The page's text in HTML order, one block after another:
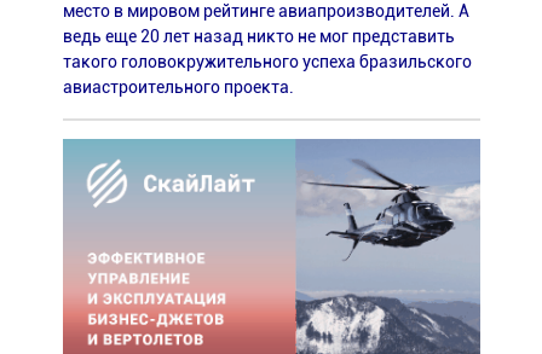
место в мировом рейтинге авиапроизводителей. А
ведь еще 20 лет назад никто не мог представить
такого головокружительного успеха бразильского
авиастроительного проекта.